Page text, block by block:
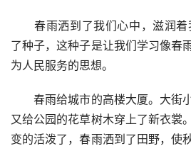
春雨洒到了我们心中，滋润着
了种子，这种子是让我们学习像春
为人民服务的思想。
春雨给城市的高楼大厦。大街小
又给公园的花草树木穿上了新衣裳
变的活泼了，春雨洒到了田野，使